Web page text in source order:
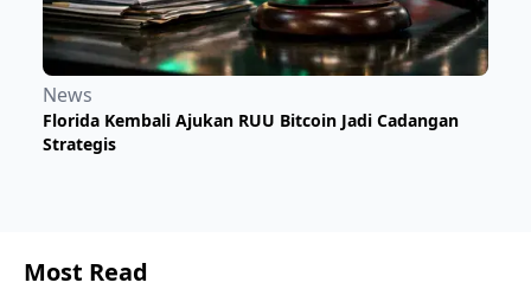
News
Florida Kembali Ajukan RUU Bitcoin Jadi Cadangan
Strategis
Most Read